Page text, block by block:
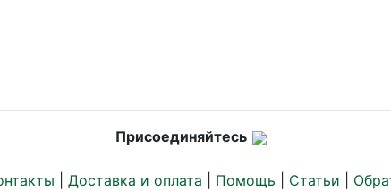
Присоединяйтесь
Доставка и оплата Помощь Статьи